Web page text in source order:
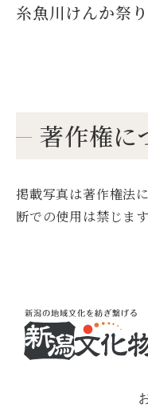
糸魚川けんか祭り
著作権に
掲載写真は著作権法
断での使用は禁じます